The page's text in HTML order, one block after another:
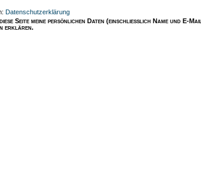
Datenschutzerklärung
Seite meine persönlichen Daten (einschließlich Name und E-Mail
erklären.